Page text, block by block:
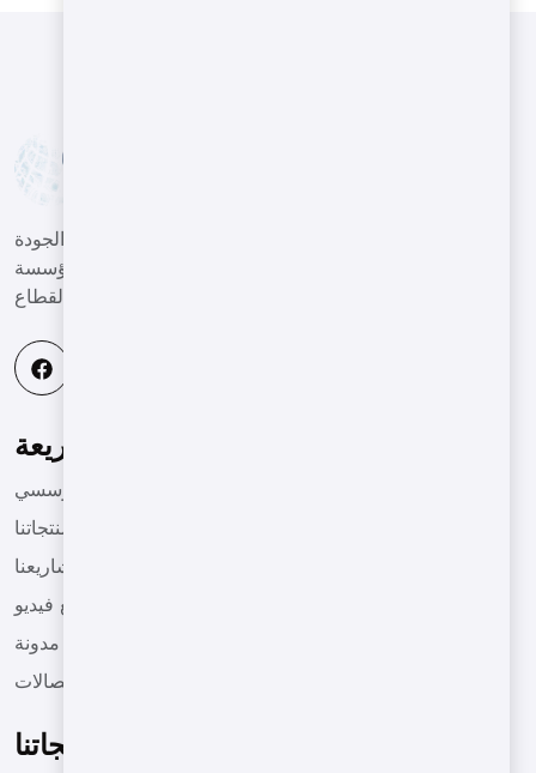
نساعد عملائنا في قطاع الآلات على تقديم أعمال عالية الجودة
وذات كفاءة عالية في بيئة تنافسية عالمية، وأن نكون مؤسسة
قائمة سريعة
مؤسسي
منتجاتنا
مشاريعنا
مقاطع فيديو
مدونة
الاتصالات
منتجاتنا